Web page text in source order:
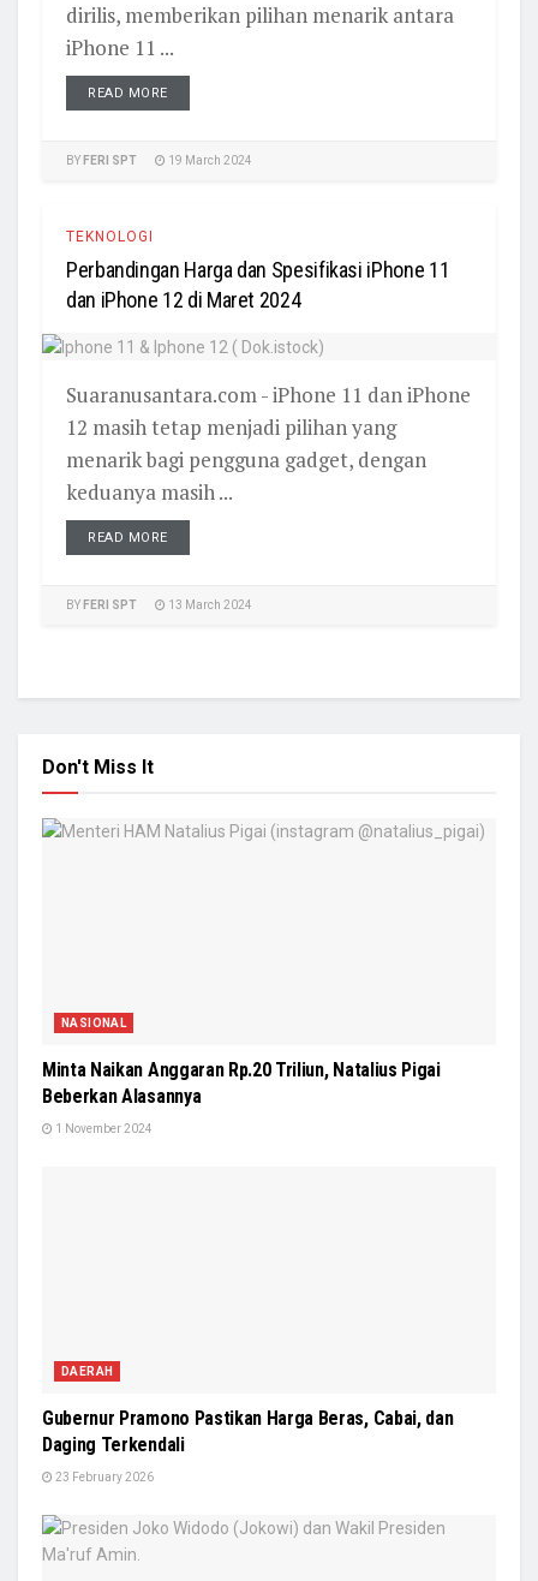
dirilis, memberikan pilihan menarik antara
iPhone 11 ...
READ MORE
BY FERI SPT 19 March 2024
TEKNOLOGI
Perbandingan Harga dan Spesifikasi iPhone 11
dan iPhone 12 di Maret 2024
Suaranusantara.com - iPhone 11 dan iPhone
12 masih tetap menjadi pilihan yang
menarik bagi pengguna gadget, dengan
keduanya masih ...
READ MORE
BY FERI SPT 13 March 2024
Don't Miss It
NASIONAL
Minta Naikan Anggaran Rp.20 Triliun, Natalius Pigai
Beberkan Alasannya
1 November 2024
DAERAH
Gubernur Pramono Pastikan Harga Beras, Cabai, dan
Daging Terkendali
23 February 2026